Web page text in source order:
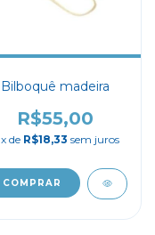
Bilboquê madeira
R$55,00
x de R$18,33 sem juros